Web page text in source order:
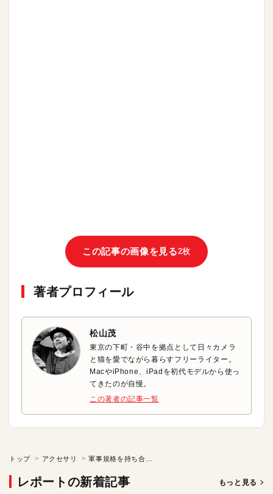
この記事の画像を見る2枚
著者プロフィール
松山茂
東京の下町・谷中を拠点として日々カメラ
と猫を愛でながら暮らすフリーライター。
MacやiPhone、iPadを初代モデルから使っ
てきたのが自慢。
この著者の記事一覧
トップ アクセサリ 軍事規格を持ち合わせた耐衝撃・極薄ケース
レポートの新着記事 もっと見る